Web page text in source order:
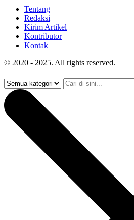
Tentang
Redaksi
Kirim Artikel
Kontributor
Kontak
© 2020 - 2025. All rights reserved.